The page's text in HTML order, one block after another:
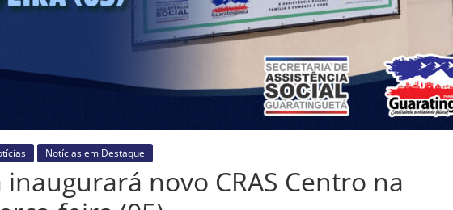
Notícias em Destaque
novo CRAS Centro na